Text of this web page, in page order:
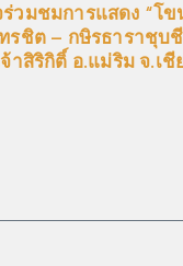
วมชมการแสดง “โ
รชิต – กษิรธาราชุ
าสิริกิติ์ อ.แม่ริม จ.เชี